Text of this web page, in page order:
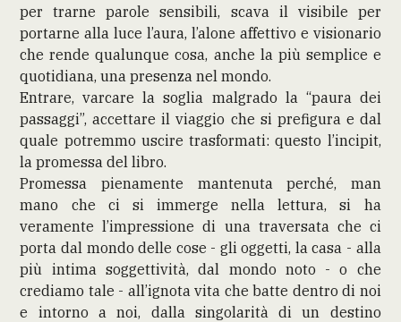
per trarne parole sensibili, scava il visibile per
portarne alla luce l’aura, l’alone affettivo e visionario
che rende qualunque cosa, anche la più semplice e
quotidiana, una presenza nel mondo.
Entrare, varcare la soglia malgrado la “paura dei
passaggi”, accettare il viaggio che si prefigura e dal
quale potremmo uscire trasformati: questo l’incipit,
la promessa del libro.
Promessa pienamente mantenuta perché, man
mano che ci si immerge nella lettura, si ha
veramente l’impressione di una traversata che ci
porta dal mondo delle cose - gli oggetti, la casa - alla
più intima soggettività, dal mondo noto - o che
crediamo tale - all’ignota vita che batte dentro di noi
e intorno a noi, dalla singolarità di un destino